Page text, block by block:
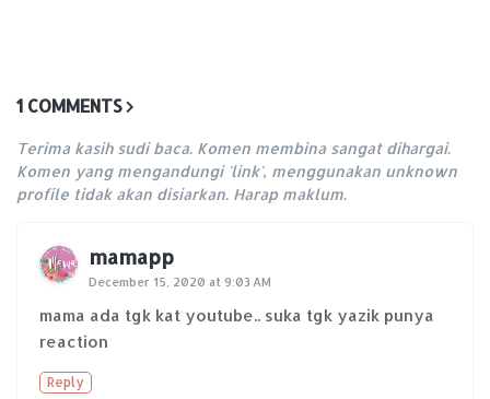
1 COMMENTS
Terima kasih sudi baca. Komen membina sangat dihargai.
Komen yang mengandungi 'link', menggunakan unknown
profile tidak akan disiarkan. Harap maklum.
mamapp
December 15, 2020 at 9:03 AM
mama ada tgk kat youtube.. suka tgk yazik punya
reaction
Reply